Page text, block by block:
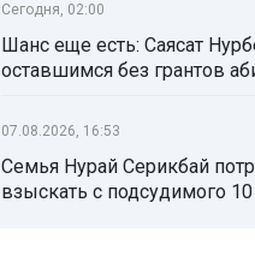
Сегодня, 02:00
Шанс еще есть: Саясат
оставшимся без грантов
07.08.2026, 16:53
Семья Нурай Серикбай
взыскать с подсудимого